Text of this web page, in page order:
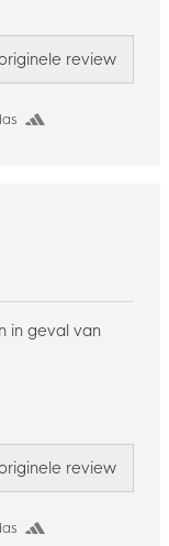
review
in geval van
review